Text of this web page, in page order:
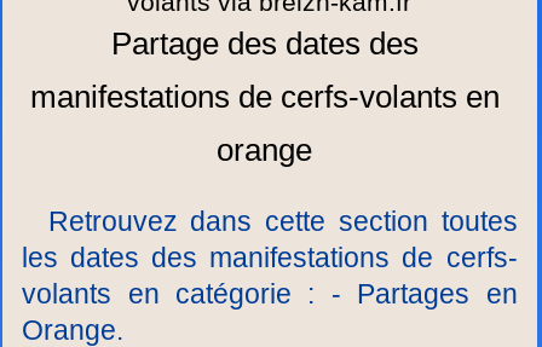
Partage des dates des
manifestations de cerfs-volants en
orange
Retrouvez dans cette section toutes
les dates des manifestations de cerfs-
volants en catégorie : - Partages en
Orange.